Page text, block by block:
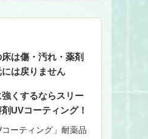
は傷・汚れ・薬剤
は戻りません
くするならスリー
UVコーティング！
コーティング」耐薬品